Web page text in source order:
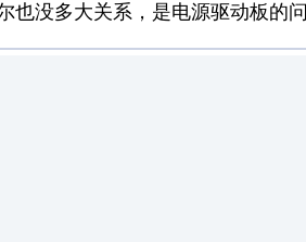
也没多大关系，是电源驱动板的